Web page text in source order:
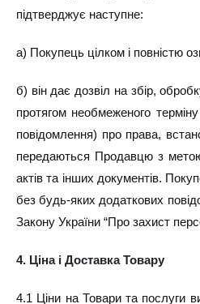
підтверджує наступне:
а) Покупець цілком і повністю
б) він дає дозвіл на збір,
протягом необмеженого
повідомлення) про права,
передаються Продавцю з метою
актів та інших документів.
без будь-яких додаткових
Закону України “Про захист
4. Ціна і Доставка Товару
4.1 Ціни на Товари та послуги